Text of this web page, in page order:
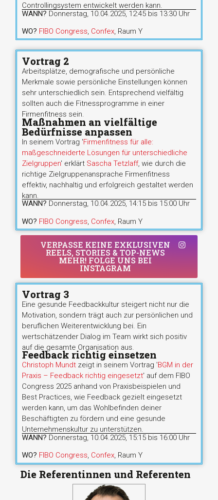
Controllingsystem entwickelt werden kann.
WANN? Donnerstag, 10.04.2025, 12:45 bis 13:30 Uhr
WO? FIBO Congress, Confex, Raum Y
Vortrag 2
Arbeitsplätze, demografische und persönliche
Merkmale sowie persönliche Einstellungen können
sehr unterschiedlich sein. Entsprechend vielfältig
sollten auch die Fitnessprogramme in einer
Firmenfitness sein.
Maßnahmen an vielfältige
Bedürfnisse anpassen
In seinem Vortrag 'Firmenfitness für alle:
maßgeschneiderte Lösungen für unterschiedliche
Zielgruppen' erklärt Sascha Tetzlaff, wie durch die
richtige Zielgruppenansprache Firmenfitness
effektiv, nachhaltig und erfolgreich gestaltet werden
kann.
WANN? Donnerstag, 10.04.2025, 14:15 bis 15:00 Uhr
WO? FIBO Congress, Confex, Raum Y
VERPASSE KEINE EXKLUSIVEN
REELS, STORIES & TOP-NEWS
MEHR! FOLGE UNS BEI
INSTAGRAM
Vortrag 3
Eine gesunde Feedbackkultur steigert nicht nur die
Motivation, sondern trägt auch zur persönlichen und
beruflichen Weiterentwicklung bei. Ein
wertschätzender Dialog im Team wirkt sich positiv
auf die gesamte Organisation aus.
Feedback richtig einsetzen
Christoph Mundt zeigt in seinem Vortrag 'BGM in der
Praxis – Feedback richtig eingesetzt' auf dem FIBO
Congress 2025 anhand von Praxisbeispielen und
Best Practices, wie Feedback gezielt eingesetzt
werden kann, um das Wohlbefinden deiner
Beschäftigten zu fördern und eine gesunde
Unternehmenskultur zu unterstützen.
WANN? Donnerstag, 10.04.2025, 15:15 bis 16:00 Uhr
WO? FIBO Congress, Confex, Raum Y
Die Referentinnen und Referenten